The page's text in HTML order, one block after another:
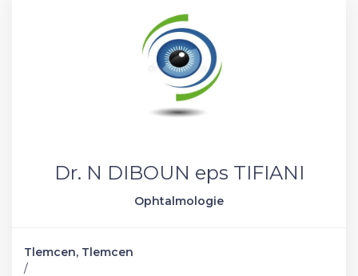
Dr. N DIBOUN eps TIFIANI
Ophtalmologie
Tlemcen, Tlemcen
/